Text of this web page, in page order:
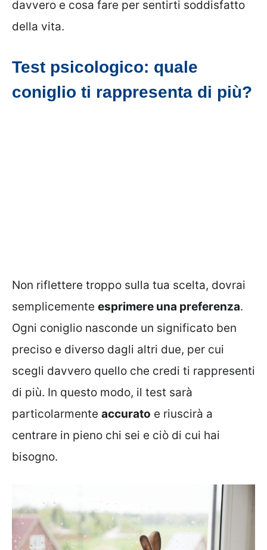
davvero e cosa fare per sentirti soddisfatto
della vita.
Test psicologico: quale
coniglio ti rappresenta di più?
Non riflettere troppo sulla tua scelta, dovrai
semplicemente esprimere una preferenza.
Ogni coniglio nasconde un significato ben
preciso e diverso dagli altri due, per cui
scegli davvero quello che credi ti rappresenti
di più. In questo modo, il test sarà
particolarmente accurato e riuscirà a
centrare in pieno chi sei e ciò di cui hai
bisogno.